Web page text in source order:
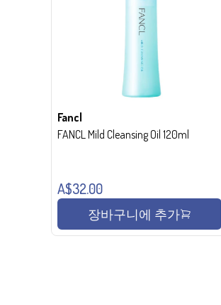
Fancl
FANCL Mild Cleansing Oil 120ml
A$32.00
장바구니에 추가